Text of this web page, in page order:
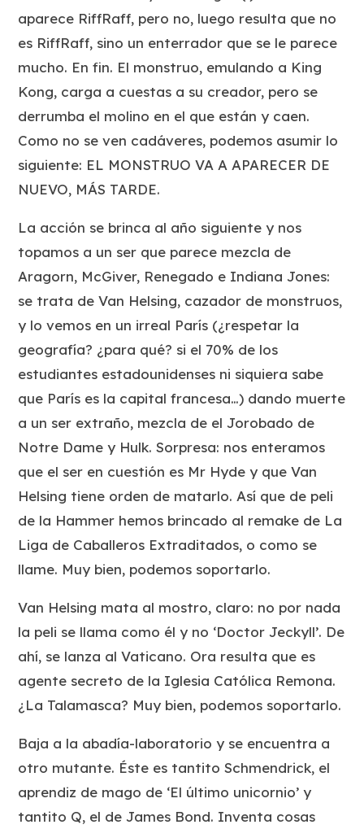
aparece RiffRaff, pero no, luego resulta que no
es RiffRaff, sino un enterrador que se le parece
mucho. En fin. El monstruo, emulando a King
Kong, carga a cuestas a su creador, pero se
derrumba el molino en el que están y caen.
Como no se ven cadáveres, podemos asumir lo
siguiente: EL MONSTRUO VA A APARECER DE
NUEVO, MÁS TARDE.
La acción se brinca al año siguiente y nos
topamos a un ser que parece mezcla de
Aragorn, McGiver, Renegado e Indiana Jones:
se trata de Van Helsing, cazador de monstruos,
y lo vemos en un irreal París (¿respetar la
geografía? ¿para qué? si el 70% de los
estudiantes estadounidenses ni siquiera sabe
que París es la capital francesa…) dando muerte
a un ser extraño, mezcla de el Jorobado de
Notre Dame y Hulk. Sorpresa: nos enteramos
que el ser en cuestión es Mr Hyde y que Van
Helsing tiene orden de matarlo. Así que de peli
de la Hammer hemos brincado al remake de La
Liga de Caballeros Extraditados, o como se
llame. Muy bien, podemos soportarlo.
Van Helsing mata al mostro, claro: no por nada
la peli se llama como él y no ‘Doctor Jeckyll’. De
ahí, se lanza al Vaticano. Ora resulta que es
agente secreto de la Iglesia Católica Remona.
¿La Talamasca? Muy bien, podemos soportarlo.
Baja a la abadía-laboratorio y se encuentra a
otro mutante. Éste es tantito Schmendrick, el
aprendiz de mago de ‘El último unicornio’ y
tantito Q, el de James Bond. Inventa cosas